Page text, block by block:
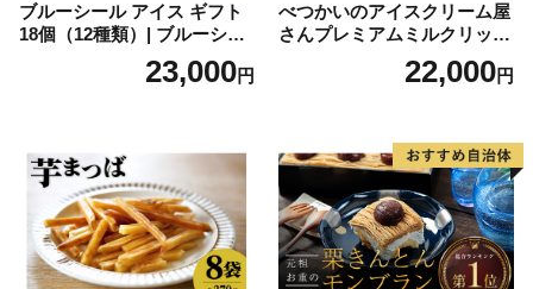
ブルーシール アイス ギフト
18個（12種類）| ブルーシー
ルアイス ブルーシールアイ
スクリーム 着日指定可能 送
誕生日 カップ 詰め合わせ バ
ラエティ | バニラ チョコレー
ト ストロベリー ピスタチオ
バニラ＆クッキー ウベ 沖縄
紅イモ 塩ちんすこう 沖縄シ
ークヮーサー 沖縄黒糖 琉球
ロイヤルミルクティ 沖縄パ
23,000円
べつかいのアイスクリーム屋
さんプレミアムミルクリッチ
12個（AP-01）（ 北海道アイ
ス 北海道産アイス アイス ア
道産アイス 道産アイスクリ
ーム ギフト 詰合せ 詰め合わ
せ ふるさと納税 ）
22,000円